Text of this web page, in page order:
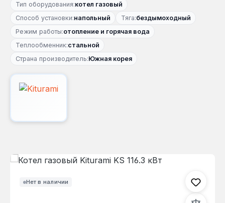
Тип оборудования:котел газовый
Способ установки:напольный Тяга:бездымоходный
Режим работы:отопление и горячая вода
Теплообменник:стальной
Страна производитель:Южная корея
Нет в наличии
Пропустить галерею изображений